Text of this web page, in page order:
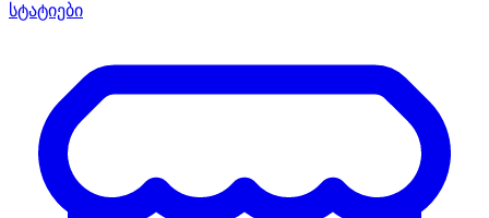
სტატიები